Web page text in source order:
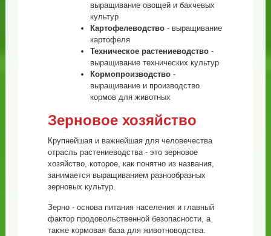
выращивание овощей и бахчевых
культур
Картофелеводство- выращивание
картофеля
Техническое растениеводство-
выращивание технических культур
Кормопроизводство-
выращивание и производство
кормов для животных
Зерновое хозяйство
Крупнейшая и важнейшая для человечества
отрасль растениеводства - это зерновое
хозяйство, которое, как понятно из названия,
занимается выращиванием разнообразных
зерновых культур.
Зерно - основа питания населения и главный
фактор продовольственной безопасности, а
также кормовая база для животноводства.